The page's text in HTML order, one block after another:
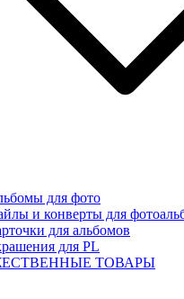
для фото
и конверты для
для альбомов
для PL
ТОВАРЫ